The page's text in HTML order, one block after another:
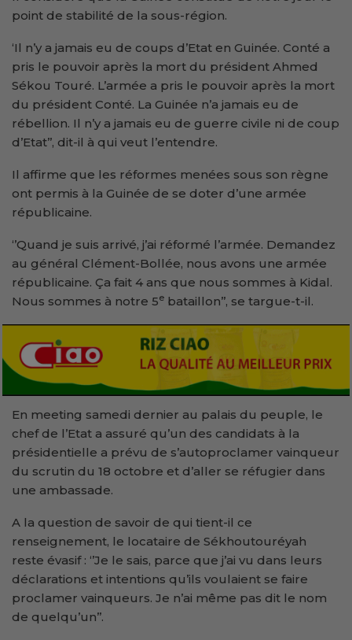
point de stabilité de la sous-région.
‘Il n’y a jamais eu de coups d’Etat en Guinée. Conté a
pris le pouvoir après la mort du président Ahmed
Sékou Touré. L’armée a pris le pouvoir après la mort
du président Conté. La Guinée n’a jamais eu de
rébellion. Il n’y a jamais eu de guerre civile ni de coup
d’Etat’’, dit-il à qui veut l’entendre.
Il affirme que les réformes menées sous son règne
ont permis à la Guinée de se doter d’une armée
républicaine.
‘’Quand je suis arrivé, j’ai réformé l’armée. Demandez
au général Clément-Bollée, nous avons une armée
républicaine. Ça fait 4 ans que nous sommes à Kidal.
Nous sommes à notre 5e bataillon’’, se targue-t-il.
En meeting samedi dernier au palais du peuple, le
chef de l’Etat a assuré qu’un des candidats à la
présidentielle a prévu de s’autoproclamer vainqueur
du scrutin du 18 octobre et d’aller se réfugier dans
une ambassade.
A la question de savoir de qui tient-il ce
renseignement, le locataire de Sékhoutouréyah
reste évasif : ‘’Je le sais, parce que j’ai vu dans leurs
déclarations et intentions qu’ils voulaient se faire
proclamer vainqueurs. Je n’ai même pas dit le nom
de quelqu’un’’.